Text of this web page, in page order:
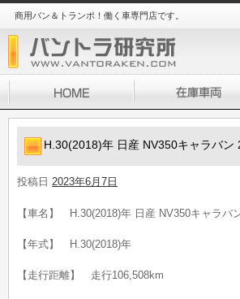
商用バン＆トランポ！働く車専門店です。
H.30(2018)年 日産 NV350キャラバ
投稿日 2023年6月7日
【車名】 H.30(2018)年 日産 NV350キャラ
【年式】 H.30(2018)年
【走行距離】 走行106,508km